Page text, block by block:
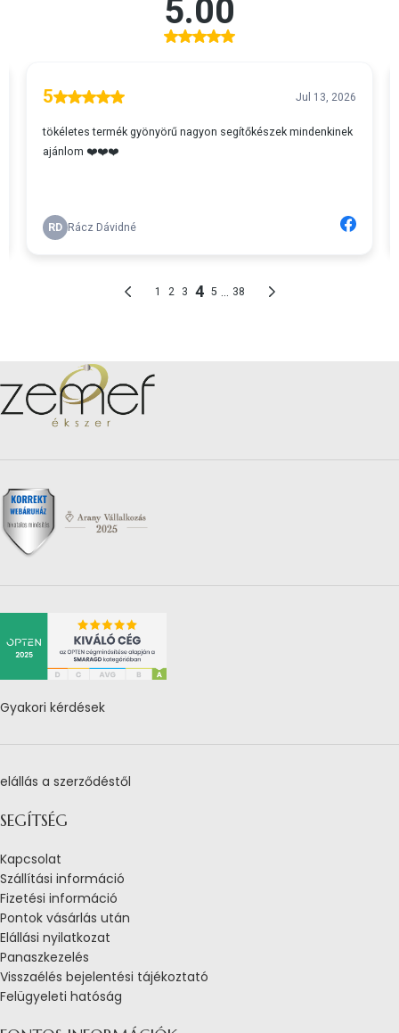
Gyakori kérdések
elállás a szerződéstől
SEGÍTSÉG
Kapcsolat
Szállítási információ
Fizetési információ
Pontok vásárlás után
Elállási nyilatkozat
Panaszkezelés
Visszaélés bejelentési tájékoztató
Felügyeleti hatóság